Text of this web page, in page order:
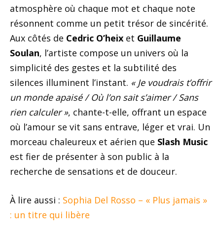
atmosphère où chaque mot et chaque note
résonnent comme un petit trésor de sincérité.
Aux côtés de Cedric O’heix et Guillaume
Soulan, l’artiste compose un univers où la
simplicité des gestes et la subtilité des
silences illuminent l’instant. « Je voudrais t’offrir
un monde apaisé / Où l’on sait s’aimer / Sans
rien calculer », chante-t-elle, offrant un espace
où l’amour se vit sans entrave, léger et vrai. Un
morceau chaleureux et aérien que Slash Music
est fier de présenter à son public à la
recherche de sensations et de douceur.
À lire aussi : Sophia Del Rosso – « Plus jamais »
: un titre qui libère